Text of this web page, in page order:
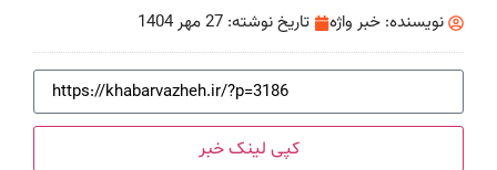
نویسنده: خبر واژه تاریخ نوشته: 27 مهر 1404
کپی لینک خبر